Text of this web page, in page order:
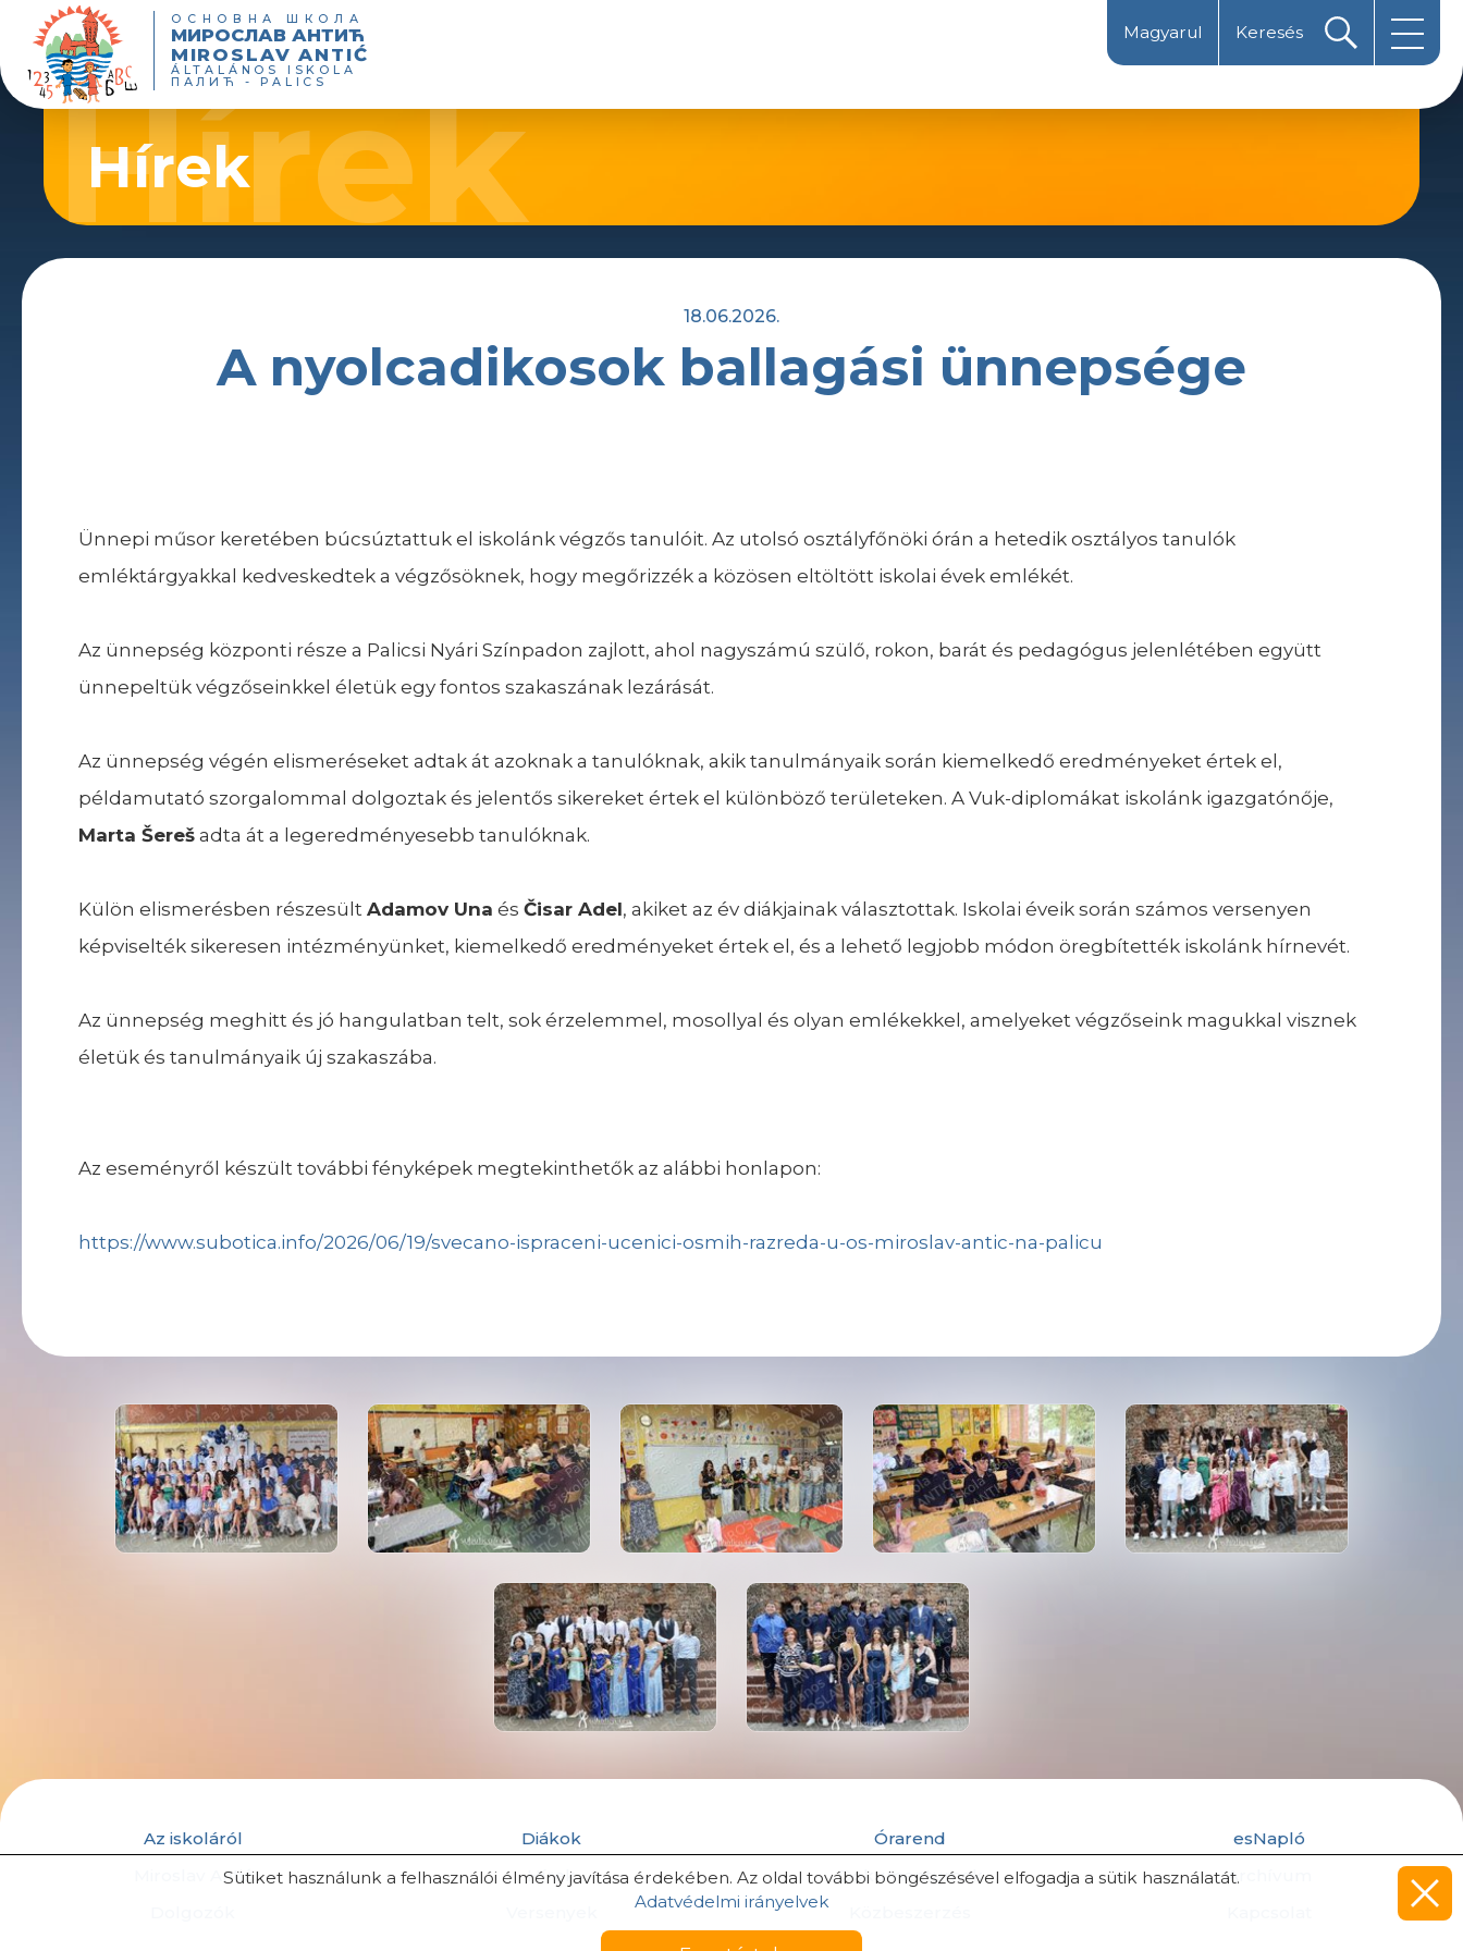
ОСНОВНА ШКОЛА
МИРОСЛАВ АНТИЋ
MIROSLAV ANTIĆ
ÁLTALÁNOS ISKOLA
ПАЛИЋ - PALICS
Magyarul Keresés
Hírek
18.06.2026.
A nyolcadikosok ballagási ünnepsége
Ünnepi műsor keretében búcsúztattuk el iskolánk végzős tanulóit. Az utolsó osztályfőnöki órán a hetedik osztályos tanulók
emléktárgyakkal kedveskedtek a végzősöknek, hogy megőrizzék a közösen eltöltött iskolai évek emlékét.
Az ünnepség központi része a Palicsi Nyári Színpadon zajlott, ahol nagyszámú szülő, rokon, barát és pedagógus jelenlétében együtt
ünnepeltük végzőseinkkel életük egy fontos szakaszának lezárását.
Az ünnepség végén elismeréseket adtak át azoknak a tanulóknak, akik tanulmányaik során kiemelkedő eredményeket értek el,
példamutató szorgalommal dolgoztak és jelentős sikereket értek el különböző területeken. A Vuk-diplomákat iskolánk igazgatónője,
Marta Šereš adta át a legeredményesebb tanulóknak.
Külön elismerésben részesült Adamov Una és Čisar Adel, akiket az év diákjainak választottak. Iskolai éveik során számos versenyen
képviselték sikeresen intézményünket, kiemelkedő eredményeket értek el, és a lehető legjobb módon öregbítették iskolánk hírnevét.
Az ünnepség meghitt és jó hangulatban telt, sok érzelemmel, mosollyal és olyan emlékekkel, amelyeket végzőseink magukkal visznek
életük és tanulmányaik új szakaszába.
Az eseményről készült további fényképek megtekinthetők az alábbi honlapon:
https://www.subotica.info/2026/06/19/svecano-ispraceni-ucenici-osmih-razreda-u-os-miroslav-antic-na-palicu
Az iskoláról
Miroslav Antić
Diákok
Hírek
Órarend
Dokumentumok
esNapló
Archívum
Sütiket használunk a felhasználói élmény javítása érdekében. Az oldal további böngészésével elfogadja a sütik használatát.
Adatvédelmi irányelvek